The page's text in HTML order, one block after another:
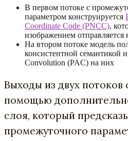
В первом потоке с
параметром конструируется
Coordinate Code (PNCC),
изображением отправляется
На втором потоке модель
консистентной семантикой
Convolution (PAC) на них
Выходы из двух потоков
помощью
слоя, который
промежуточного